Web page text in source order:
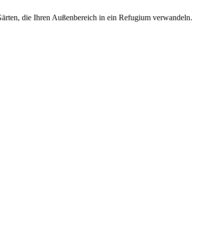
die Ihren Außenbereich in ein Refugium verwandeln.